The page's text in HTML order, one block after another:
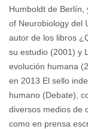
Humboldt de Berlín,
of Neurobiology del
autor de los libros
su estudio (2001) y
evolución humana
en 2013 El sello
humano (Debate),
diversos medios de
como en prensa